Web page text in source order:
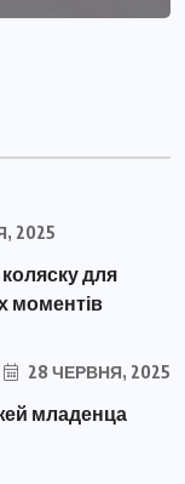
2025
для
моментів
28 ЧЕРВНЯ, 2025
младенца